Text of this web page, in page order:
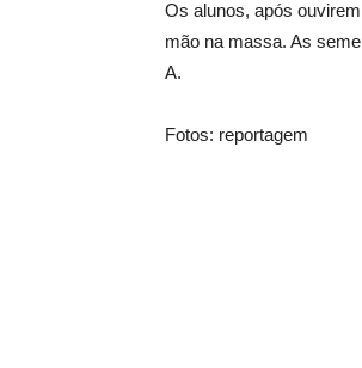
Os alunos, após
mão na massa. As
A.
Fotos: reportagem